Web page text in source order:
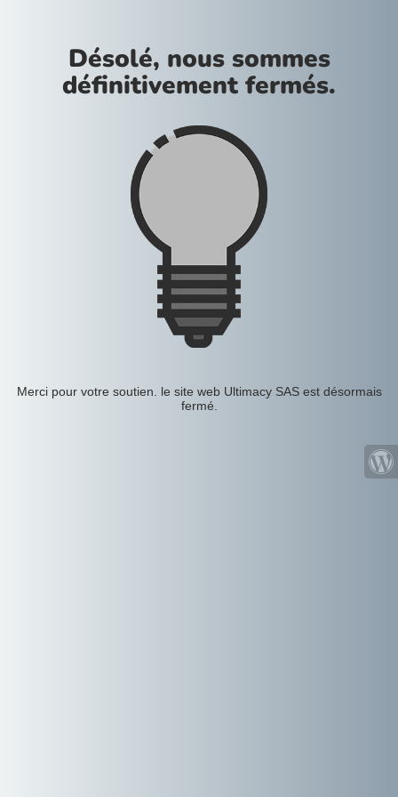
Désolé, nous sommes
définitivement fermés.
Merci pour votre soutien. le site web Ultimacy SAS est désormais
fermé.